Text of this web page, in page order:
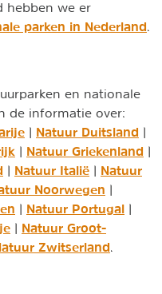
hebben we er
parken in Nederland.
en nationale
de informatie over:
| Natuur Duitsland |
| Natuur Griekenland |
| Natuur Italië | Natuur
Noorwegen |
| Natuur Portugal |
| Natuur Groot-
Zwitserland.